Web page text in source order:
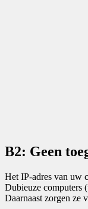
B2: Geen
Het IP-adres van uw
Dubieuze computers
Daarnaast zorgen ze